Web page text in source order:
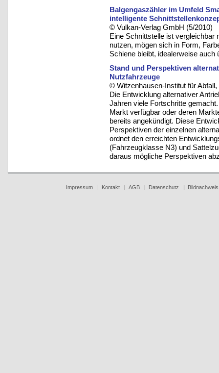
Balgengaszähler im Umfeld
intelligente
© Vulkan-Verlag GmbH (5/2010)
Eine Schnittstelle ist vergleichbar
nutzen, mögen sich in Form,
Schiene bleibt, idealerweise
Stand und Perspektiven
Nutzfahrzeuge
© Witzenhausen-Institut für
Die Entwicklung alternativer
Jahren viele Fortschritte
Markt verfügbar oder deren
bereits angekündigt. Diese
Perspektiven der einzelnen
ordnet den erreichten
(Fahrzeugklasse N3) und
daraus mögliche Perspektiven
Impressum| Kontakt| AGB| Datenschutz Bildnachweis